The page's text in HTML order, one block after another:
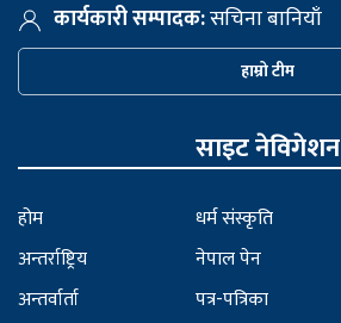
कार्यकारी सम्पादक:सचिना बानियाँ
हाम्रो टीम
साइट नेविगेशन
होम
अन्तर्राष्ट्रिय
अन्तर्वार्ता
धर्म संस्कृति
नेपाल पेन
पत्र-पत्रिका